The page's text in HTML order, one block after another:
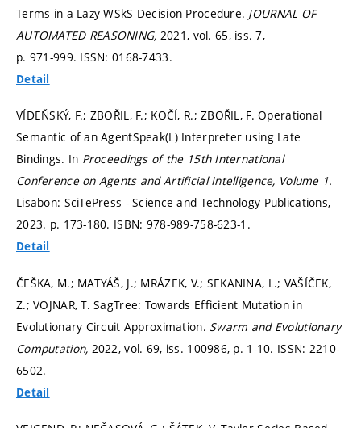
Terms in a Lazy WSkS Decision Procedure. JOURNAL OF
AUTOMATED REASONING, 2021, vol. 65, iss. 7,
p. 971-999. ISSN: 0168-7433.
Detail
VÍDEŇSKÝ, F.; ZBOŘIL, F.; KOČÍ, R.; ZBOŘIL, F. Operational
Semantic of an AgentSpeak(L) Interpreter using Late
Bindings. In Proceedings of the 15th International
Conference on Agents and Artificial Intelligence, Volume 1.
Lisabon: SciTePress - Science and Technology Publications,
2023. p. 173-180. ISBN: 978-989-758-623-1.
Detail
ČEŠKA, M.; MATYÁŠ, J.; MRÁZEK, V.; SEKANINA, L.; VAŠÍČEK,
Z.; VOJNAR, T. SagTree: Towards Efficient Mutation in
Evolutionary Circuit Approximation. Swarm and Evolutionary
Computation, 2022, vol. 69, iss. 100986, p. 1-10. ISSN: 2210-
6502.
Detail